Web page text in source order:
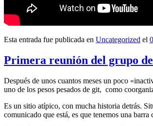
Esta entrada fue publicada en Uncategorized el
Primera reunión del grupo
Después de unos cuantos meses un poco
uno de los pesos pesados de git, como
Es un sitio atípico, con mucha historia detrás.
comunicado que está, es que tenemos una